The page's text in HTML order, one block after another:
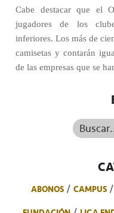
Cabe destacar que el
jugadores de los
inferiores. Los más de
camisetas y contarán
de las empresas que se
Buscar...
ABONOS CAMPUS